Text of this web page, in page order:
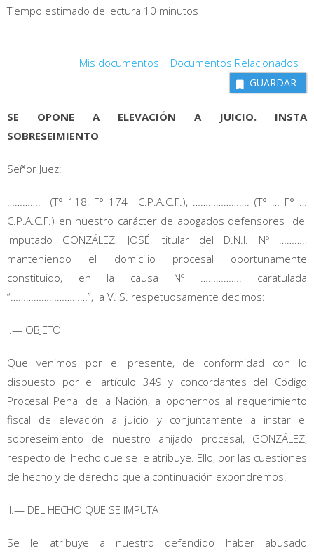
Tiempo estimado de lectura 10 minutos
Mis documentos Documentos Relacionados
GUARDAR
SE OPONE A ELEVACIÓN A JUICIO. INSTA
SOBRESEIMIENTO
Señor Juez:
…………. (T° 118, F° 174 C.P.A.C.F.), …………………. (T° … F° …
C.P.A.C.F.) en nuestro carácter de abogados defensores del
imputado GONZÁLEZ, JOSÉ, titular del D.N.I. Nº ……….,
manteniendo el domicilio procesal oportunamente
constituido, en la causa Nº ……………. caratulada
“…………………………”, a V. S. respetuosamente decimos:
I.— OBJETO
Que venimos por el presente, de conformidad con lo
dispuesto por el artículo 349 y concordantes del Código
Procesal Penal de la Nación, a oponernos al requerimiento
fiscal de elevación a juicio y conjuntamente a instar el
sobreseimiento de nuestro ahijado procesal, GONZÁLEZ,
respecto del hecho que se le atribuye. Ello, por las cuestiones
de hecho y de derecho que a continuación expondremos.
II.— DEL HECHO QUE SE IMPUTA
Se le atribuye a nuestro defendido haber abusado